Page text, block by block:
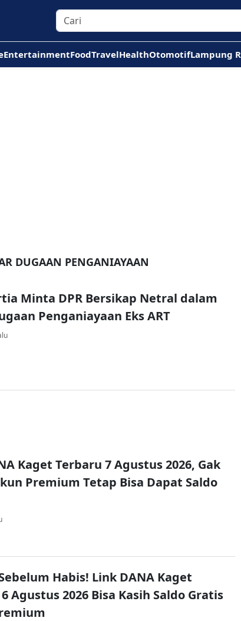
EntertainmentFoodTravelHealthOtomotifLampung
DUGAAN PENGANIAYAAN
Minta DPR Bersikap Netral dalam
Penganiayaan Eks ART
Kaget Terbaru 7 Agustus 2026, Gak
Premium Tetap Bisa Dapat Saldo
Habis! Link DANA Kaget
Agustus 2026 Bisa Kasih Saldo Gratis